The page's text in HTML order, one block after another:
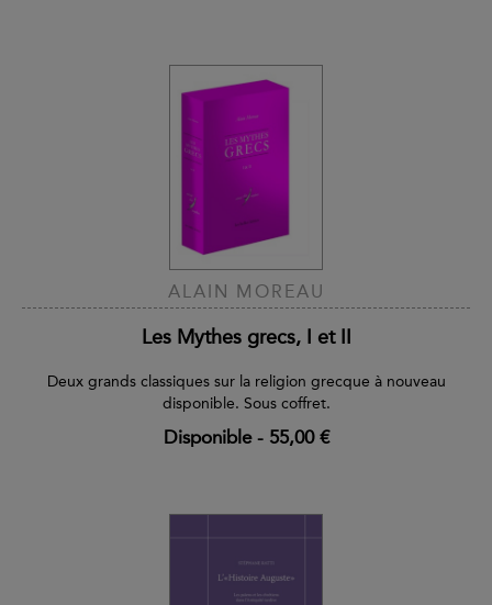
ALAIN MOREAU
Les Mythes grecs, I et II
Deux grands classiques sur la religion grecque à nouveau
disponible. Sous coffret.
Disponible- 55,00 €